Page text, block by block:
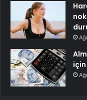
için